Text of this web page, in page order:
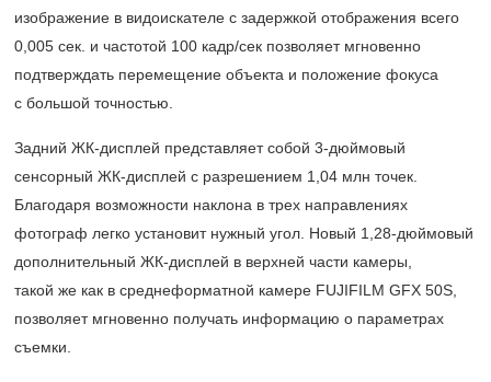
изображение в видоискателе с задержкой отображения всего
0,005 сек. и частотой 100 кадр/сек позволяет мгновенно
подтверждать перемещение объекта и положение фокуса
с большой точностью.
Задний ЖК-дисплей представляет собой 3-дюймовый
сенсорный ЖК-дисплей с разрешением 1,04 млн точек.
Благодаря возможности наклона в трех направлениях
фотограф легко установит нужный угол. Новый 1,28-дюймовый
дополнительный ЖК-дисплей в верхней части камеры,
такой же как в среднеформатной камере FUJIFILM GFX 50S,
позволяет мгновенно получать информацию о параметрах
съемки.